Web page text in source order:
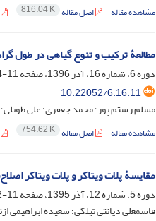
مشاهده مقاله اصل مقاله 816.04 K
مطالعۀ ترکیب و تنوع گیاهی در طول
دوره 6، شماره 16، آذر 1396، صفحه
11-24
10.22052/6.16.11
مسلم رستم پور؛ محمد جعفری؛ علی
مشاهده مقاله اصل مقاله 754.62 K
مقایسۀ پلات ویتاکر و پلات ویتاکر
دوره 5، شماره 12، آذر 1395، صفحه
11-22
قاسمعلی دیانتی تیلکی؛ سعیده ابراهیمی